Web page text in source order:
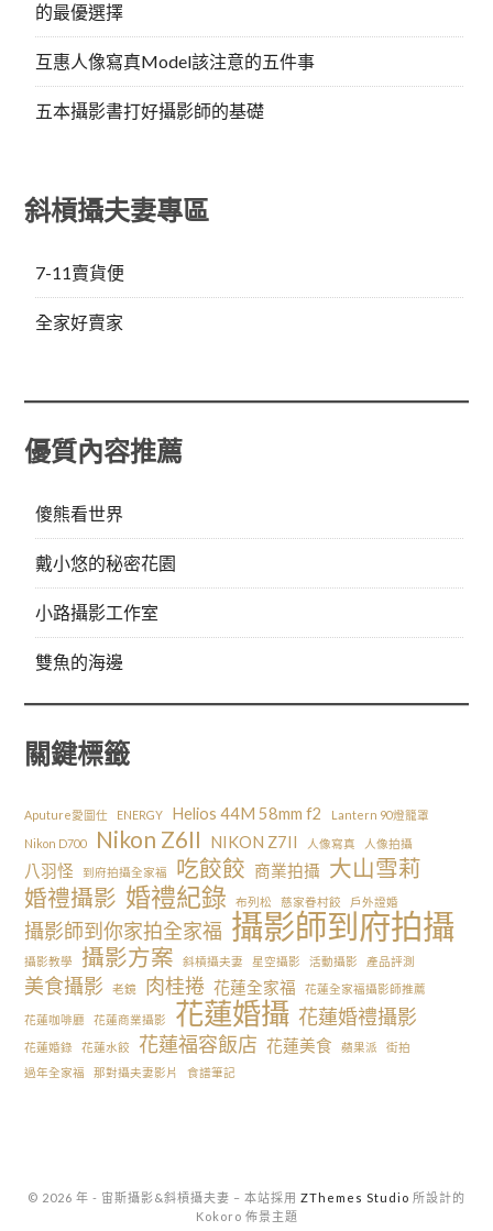
的最優選擇
互惠人像寫真Model該注意的五件事
五本攝影書打好攝影師的基礎
斜槓攝夫妻專區
7-11賣貨便
全家好賣家
優質內容推薦
傻熊看世界
戴小悠的秘密花園
小路攝影工作室
雙魚的海邊
關鍵標籤
Aputure愛圖仕 ENERGY Helios 44M 58mm f2
Lantern 90燈籠罩
Nikon D700
Nikon Z6II NIKON Z7II 人像寫真 人像拍攝
八羽怪 到府拍攝全家福 吃餃餃 商業拍攝 大山雪莉
婚禮攝影 婚禮紀錄 布列松 慈家眷村餃 戶外證婚
攝影師到你家拍全家福 攝影師到府拍攝
攝影教學 攝影方案 斜槓攝夫妻 星空攝影 活動攝影 產品評測
美食攝影 老鏡 肉桂捲 花蓮全家福 花蓮全家福攝影師推薦
花蓮咖啡廳 花蓮商業攝影 花蓮婚攝 花蓮婚禮攝影
花蓮婚錄 花蓮水餃 花蓮福容飯店 花蓮美食 蘋果派
街拍
過年全家福
那對攝夫妻影片 食譜筆記
© 2026 年 - 宙斯攝影&斜槓攝夫妻 – 本站採用 ZThemes Studio 所設計的
Kokoro 佈景主題